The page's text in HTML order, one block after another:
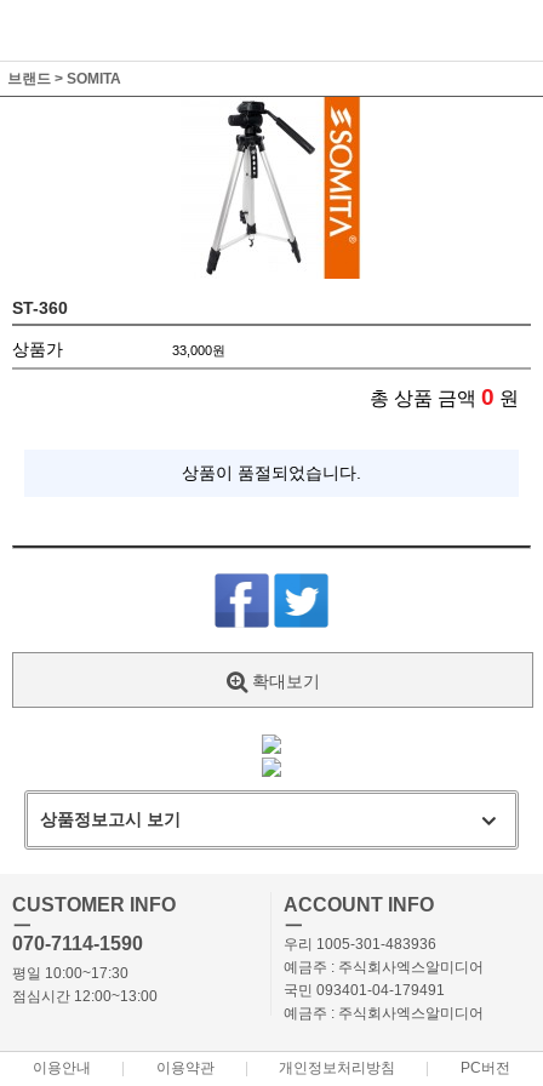
브랜드 > SOMITA
ST-360
상품가 33,000원
총 상품 금액 0 원
상품이 품절되었습니다.
확대보기
상품정보고시 보기
CUSTOMER INFO
ㅡ
070-7114-1590
평일 10:00~17:30
점심시간 12:00~13:00
ACCOUNT INFO
ㅡ
우리 1005-301-483936
예금주 : 주식회사엑스알미디어
국민 093401-04-179491
예금주 : 주식회사엑스알미디어
이용안내 이용약관 개인정보처리방침 PC버전